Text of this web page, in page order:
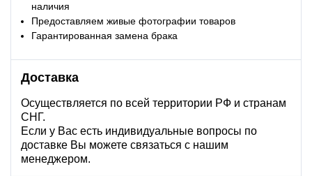
наличия
Предоставляем живые фотографии товаров
Гарантированная замена брака
Доставка
Осуществляется по всей территории РФ и странам
СНГ.
Если у Вас есть индивидуальные вопросы по
доставке Вы можете связаться с нашим
менеджером.